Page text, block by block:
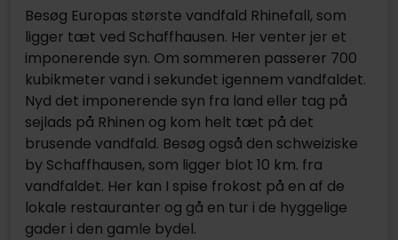
Besøg Europas største vandfald Rhinefall, som
ligger tæt ved Schaffhausen. Her venter jer et
imponerende syn. Om sommeren passerer 700
kubikmeter vand i sekundet igennem vandfaldet.
Nyd det imponerende syn fra land eller tag på
sejlads på Rhinen og kom helt tæt på det
brusende vandfald. Besøg også den schweiziske
by Schaffhausen, som ligger blot 10 km. fra
vandfaldet. Her kan I spise frokost på en af de
lokale restauranter og gå en tur i de hyggelige
gader i den gamle bydel.